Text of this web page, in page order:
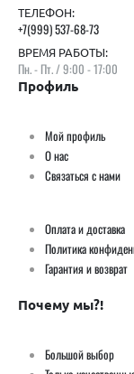
ТЕЛЕФОН:
+7(999) 537-68-73
ВРЕМЯ РАБОТЫ:
Пн. - Пт. / 9:00 - 17:00
Профиль
Мой профиль
О нас
Связаться с нами
Оплата и доставка
Политика
Гарантия и возврат
Почему мы?!
Большой выбор